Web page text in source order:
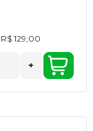
R$ 129,00
+